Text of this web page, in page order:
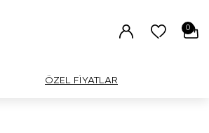
0
ÖZEL FİYATLAR